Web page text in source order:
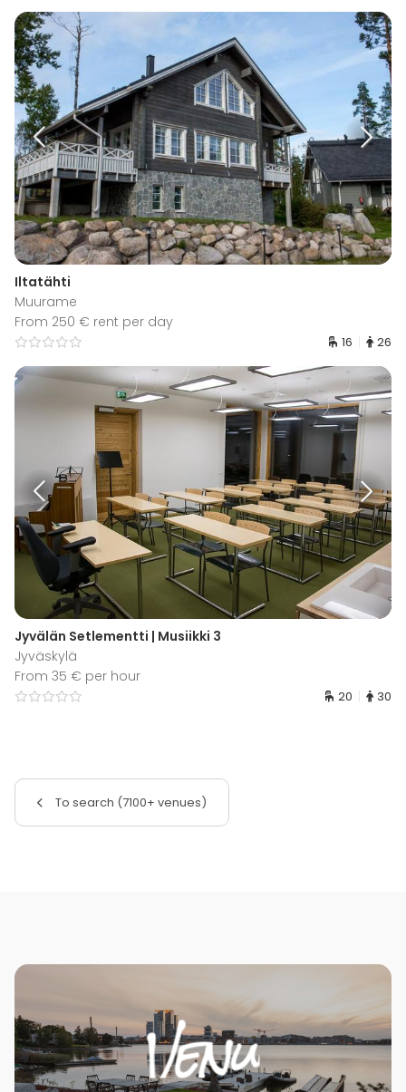
Iltatähti
Muurame
From 250 € rent per day
16 26
Jyvälän Setlementti | Musiikki 3
Jyväskylä
From 35 € per hour
20 30
To search (7100+ venues)